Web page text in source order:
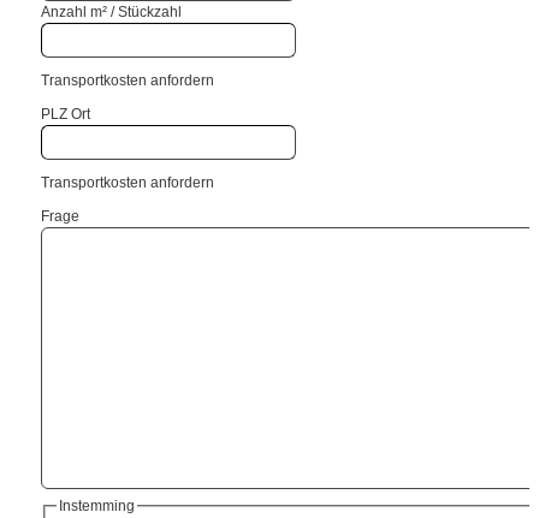
Anzahl m² / Stückzahl
Transportkosten anfordern
PLZ Ort
Transportkosten anfordern
Frage
Instemming